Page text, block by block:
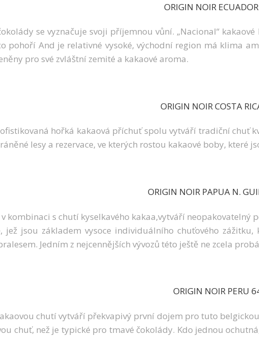
ORIGIN NOIR
se vyznačuje svoji příjemnou vůní. „Nacional“
pohoří And je relativné vysoké, východní region má klima
pro své zvláštní zemité a kakaové aroma.
ORIGIN NOIR COSTA
hořká kakaová příchuť spolu vytváří tradiční chuť
lesy a rezervace, ve kterých rostou kakaové boby, které
ORIGIN NOIR PAPUA N.
kombinaci s chutí kyselkavého kakaa,vytváří
jsou základem vysoce individuálního chuťového
Jedním z nejcennějších vývozů této ještě ne zcela
ORIGIN NOIR PERU
chutí vytváří překvapivý první dojem pro tuto
chuť, než je typické pro tmavé čokolády. Kdo jednou